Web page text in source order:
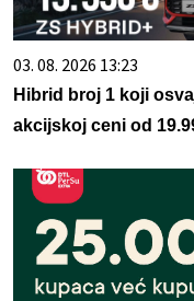
03. 08. 2026 13:23
Hibrid broj 1 koji
akcijskoj ceni od